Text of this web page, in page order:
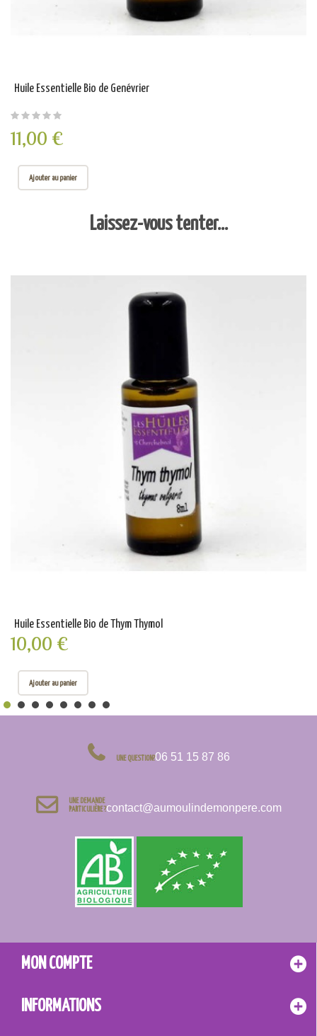
Huile Essentielle Bio de Genévrier
11,00 €
Ajouter au panier
Laissez-vous tenter...
Huile Essentielle Bio de Thym Thymol
10,00 €
Ajouter au panier
UNE QUESTION?06 51 15 87 86
UNE DEMANDE
PARTICULIÈRE ?contact@aumoulindemonpere.com
MON COMPTE
INFORMATIONS